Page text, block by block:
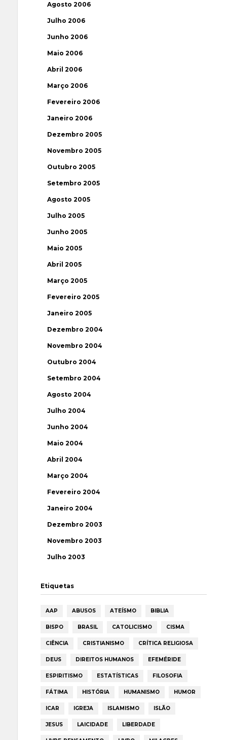
Agosto 2006
Julho 2006
Junho 2006
Maio 2006
Abril 2006
Março 2006
Fevereiro 2006
Janeiro 2006
Dezembro 2005
Novembro 2005
Outubro 2005
Setembro 2005
Agosto 2005
Julho 2005
Junho 2005
Maio 2005
Abril 2005
Março 2005
Fevereiro 2005
Janeiro 2005
Dezembro 2004
Novembro 2004
Outubro 2004
Setembro 2004
Agosto 2004
Julho 2004
Junho 2004
Maio 2004
Abril 2004
Março 2004
Fevereiro 2004
Janeiro 2004
Dezembro 2003
Novembro 2003
Julho 2003
Etiquetas
AAP ABUSOS ATEÍSMO BIBLIA
BISPO BRASIL CATOLICISMO CISMA
CIÊNCIA CRISTIANISMO CRÍTICA RELIGIOSA
DEUS DIREITOS HUMANOS EFEMÉRIDE
ESPIRITISMO ESTATÍSTICAS FILOSOFIA
FÁTIMA HISTÓRIA HUMANISMO HUMOR
ICAR IGREJA ISLAMISMO ISLÃO
JESUS LAICIDADE LIBERDADE